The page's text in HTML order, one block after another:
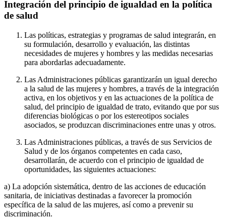
Integración del principio de igualdad en la política
de salud
Las políticas, estrategias y programas de salud integrarán, en
su formulación, desarrollo y evaluación, las distintas
necesidades de mujeres y hombres y las medidas necesarias
para abordarlas adecuadamente.
Las Administraciones públicas garantizarán un igual derecho
a la salud de las mujeres y hombres, a través de la integración
activa, en los objetivos y en las actuaciones de la política de
salud, del principio de igualdad de trato, evitando que por sus
diferencias biológicas o por los estereotipos sociales
asociados, se produzcan discriminaciones entre unas y otros.
Las Administraciones públicas, a través de sus Servicios de
Salud y de los órganos competentes en cada caso,
desarrollarán, de acuerdo con el principio de igualdad de
oportunidades, las siguientes actuaciones:
a) La adopción sistemática, dentro de las acciones de educación
sanitaria, de iniciativas destinadas a favorecer la promoción
específica de la salud de las mujeres, así como a prevenir su
discriminación.